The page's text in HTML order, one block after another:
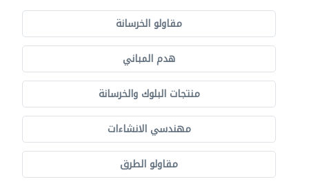
مقاولو الخرسانة
هدم المباني
منتجات البلوك والخرسانة
مهندسي الانشاءات
مقاولو الطرق